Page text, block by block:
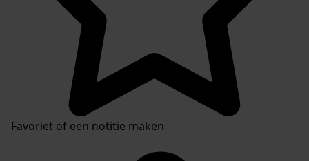
Favoriet of een notitie maken